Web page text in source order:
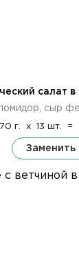
салат в
сыр
70 г. x 13 шт. =
Заменить